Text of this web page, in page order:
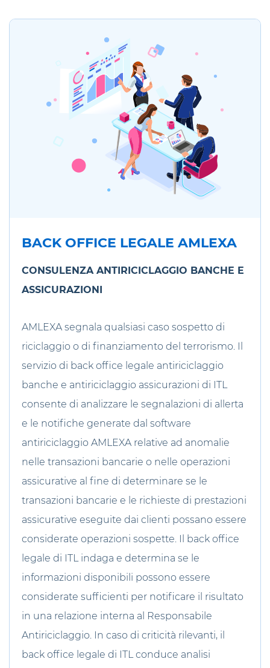
BACK OFFICE LEGALE AMLEXA
CONSULENZA ANTIRICICLAGGIO BANCHE E
ASSICURAZIONI
AMLEXA segnala qualsiasi caso sospetto di
riciclaggio o di finanziamento del terrorismo. Il
servizio di back office legale antiriciclaggio
banche e antiriciclaggio assicurazioni di ITL
consente di analizzare le segnalazioni di allerta
e le notifiche generate dal software
antiriciclaggio AMLEXA relative ad anomalie
nelle transazioni bancarie o nelle operazioni
assicurative al fine di determinare se le
transazioni bancarie e le richieste di prestazioni
assicurative eseguite dai clienti possano essere
considerate operazioni sospette. Il back office
legale di ITL indaga e determina se le
informazioni disponibili possono essere
considerate sufficienti per notificare il risultato
in una relazione interna al Responsabile
Antiriciclaggio. In caso di criticità rilevanti, il
back office legale di ITL conduce analisi